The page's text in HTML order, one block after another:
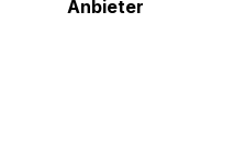
Anbieter